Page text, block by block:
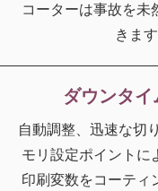
コーターは事故を未
きます
ダウンタ
自動調整、迅速な切
モリ設定ポイントに
印刷変数をコーティ